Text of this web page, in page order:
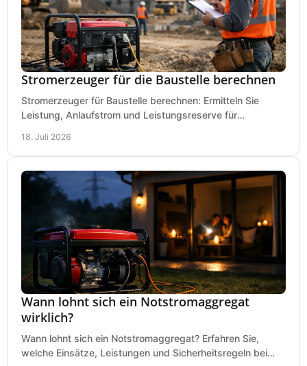
Stromerzeuger für die Baustelle berechnen
Stromerzeuger für Baustelle berechnen: Ermitteln Sie
Leistung, Anlaufstrom und Leistungsreserve für
18. Juli 2026
Wann lohnt sich ein Notstromaggregat
wirklich?
Wann lohnt sich ein Notstromaggregat? Erfahren Sie,
welche Einsätze, Leistungen und Sicherheitsregeln bei